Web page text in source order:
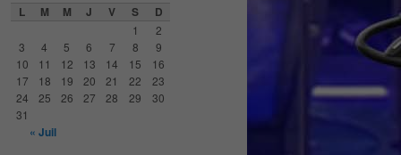
L M M J V S D
1
2
3
4 5 6 7 8
9
10
11 12 13 14 15
16
17
18 19 20 21 22
23
24
25 26 27 28 29
30
31
« Juil